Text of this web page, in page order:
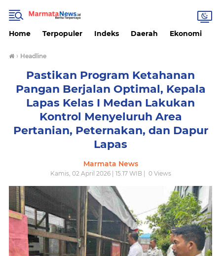
Home Terpopuler Indeks Daerah Ekonomi
› Headline
Pastikan Program Ketahanan
Pangan Berjalan Optimal, Kepala
Lapas Kelas I Medan Lakukan
Kontrol Menyeluruh Area
Pertanian, Peternakan, dan Dapur
Lapas
Marmata News
Kamis, 02 April 2026 | 15.17 WIB | 0Views